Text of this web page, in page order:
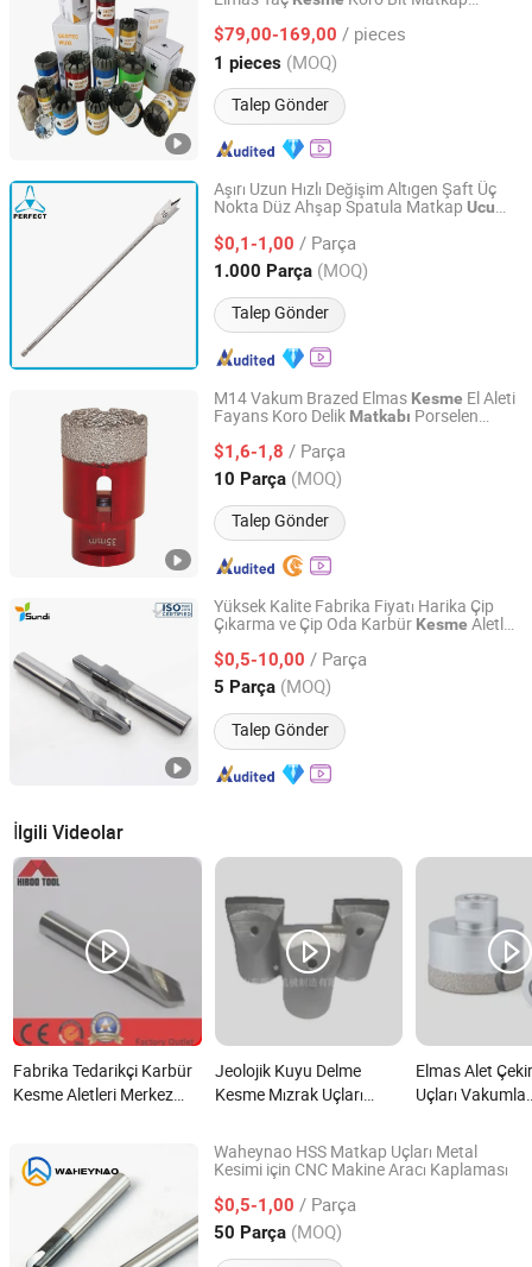
Sıcak Ürün
$79,00-169,00 / pieces
1 pieces (MOQ)
Talep Gönder
Wuxi Geotec Geological Equipment Co., Ltd.
Jiangsu, China Fiyat 2006
Aşırı Uzun Hızlı Değişim Altıgen Şaft Üç
Nokta Düz Ahşap Spatula Matkap Ucu
$0,1-1,00 / Parça
1.000 Parça (MOQ)
Talep Gönder
Xuzhou Perfect Tools Co., Ltd.
Jiangsu, China Fiyat 2015
M14 Vakum Brazed Elmas Kesme El Aleti
Fayans Koro Delik Matkabı Porselen
$1,6-1,8 / Parça
10 Parça (MOQ)
Talep Gönder
Zhengzhou Rayjie Tools Co., Ltd.
Henan, China Fiyat 2026
Yüksek Kalite Fabrika Fiyatı Harika Çip
Çıkarma ve Çip Oda Karbür Kesme Aletleri
Uçları Alüminyum için ADC12
$0,5-10,00 / Parça
5 Parça (MOQ)
Talep Gönder
Wuxi Sundi Precision Tools Co., Ltd
Jiangsu, China Fiyat 2022
İlgili Videolar
Fabrika Tedarikçi Karbür
Kesme Aletleri Merkez
Jeolojik Kuyu Delme
Kesme Mızrak Uçları
Elmas Alet
Uçları Vakumla
Porselen Beton
Elektroplateli
Waheynao HSS Matkap Uçları Metal
Kesimi için CNC Makine Aracı Kaplaması
$0,5-1,00 / Parça
50 Parça (MOQ)
Zhuzhou Anting Tungsten Carbide Tools Co., Ltd
Hunan, China Fiyat 2023